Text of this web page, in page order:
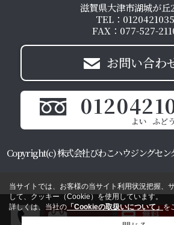
滋賀県大津市湖城が丘
TEL：0120421035
FAX：077-527-
お問い合わ
Copyright(c) 株式会社びわこハウジングセ
当サイトでは、お客様の当サイト利用状況把握、
して、クッキー（Cookie）を使用しています。
詳しくは、当社の 「Cookieの取扱いについて」 を